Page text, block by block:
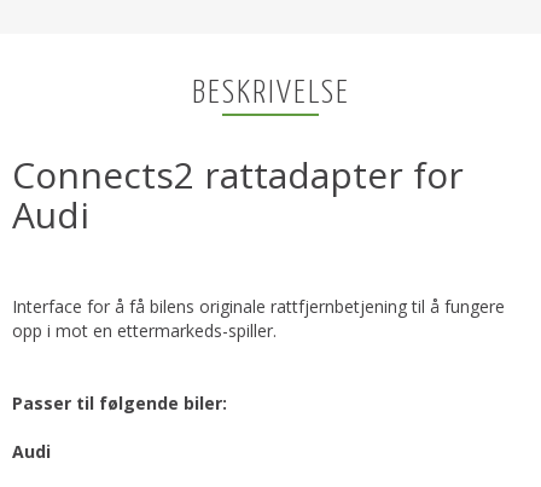
BESKRIVELSE
Connects2 rattadapter for
Audi
Interface for å få bilens originale rattfjernbetjening til å fungere
opp i mot en ettermarkeds-spiller.
Passer til følgende biler:
Audi